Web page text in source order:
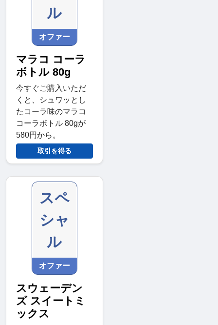
ル
オファー
マラコ コーラ
ボトル 80g
今すぐご購入いただ
くと、シュワッとし
たコーラ味のマラコ
コーラボトル 80gが
580円から。
取引を得る
スペ
シャ
ル
オファー
スウェーデン
ズ スイートミ
ックス